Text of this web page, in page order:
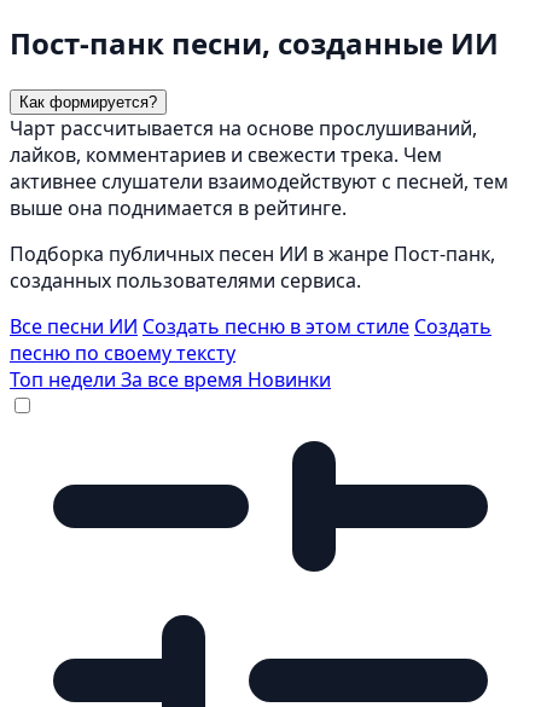
Пост-панк песни, созданные ИИ
Как формируется?
Чарт рассчитывается на основе прослушиваний,
лайков, комментариев и свежести трека. Чем
активнее слушатели взаимодействуют с песней, тем
выше она поднимается в рейтинге.
Подборка публичных песен ИИ в жанре Пост-панк,
созданных пользователями сервиса.
Все песни ИИ Создать песню в этом стиле Создать
песню по своему тексту
Топ недели За все время Новинки